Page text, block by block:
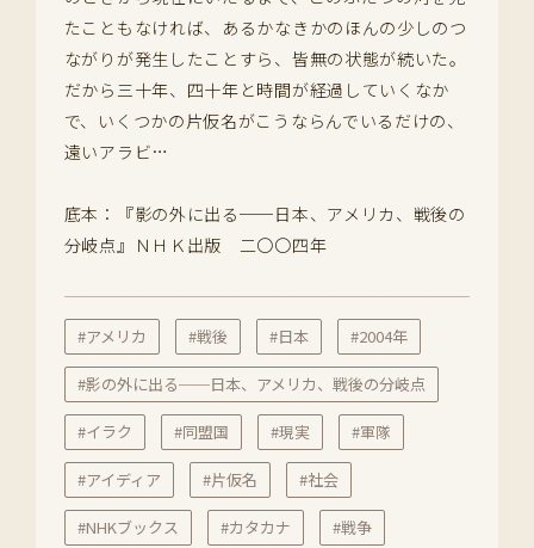
たこともなければ、あるかなきかのほんの少しのつ
ながりが発生したことすら、皆無の状態が続いた。
だから三十年、四十年と時間が経過していくなか
で、いくつかの片仮名がこうならんでいるだけの、
遠いアラビ…
底本：『影の外に出る──日本、アメリカ、戦後の
分岐点』ＮＨＫ出版 二〇〇四年
#アメリカ #戦後 #日本 #2004年
#影の外に出る──日本、アメリカ、戦後の分岐点
#イラク #同盟国 #現実 #軍隊
#アイディア #片仮名 #社会
#NHKブックス #カタカナ #戦争